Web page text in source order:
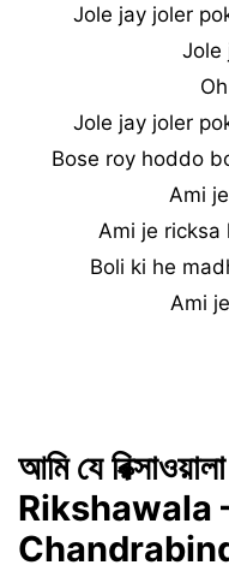
Jole jay joler
Jole
Jole jay joler
Bose roy hoddo
Ami
Ami je ricksa
Boli ki he
Ami
আমি যে
Rikshawala